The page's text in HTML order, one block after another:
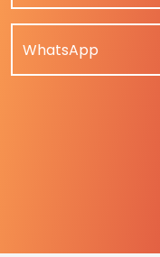
WhatsApp